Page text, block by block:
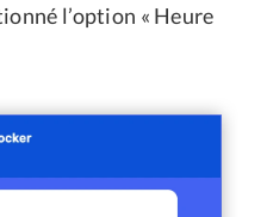
l’option « Heure